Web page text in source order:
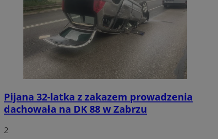
Pijana 32-latka z zakazem prowadzenia
dachowała na DK 88 w Zabrzu
2